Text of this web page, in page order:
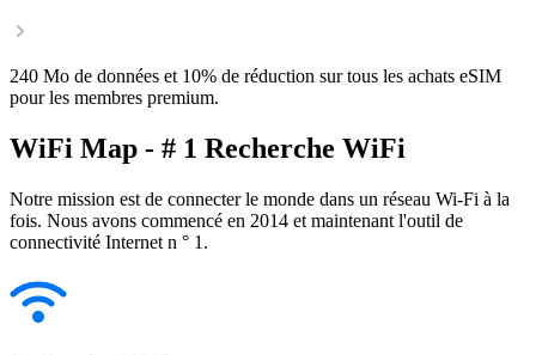
240 Mo de données et 10% de réduction sur tous les achats eSIM
pour les membres premium.
WiFi Map - # 1 Recherche WiFi
Notre mission est de connecter le monde dans un réseau Wi-Fi à la
fois. Nous avons commencé en 2014 et maintenant l'outil de
connectivité Internet n ° 1.